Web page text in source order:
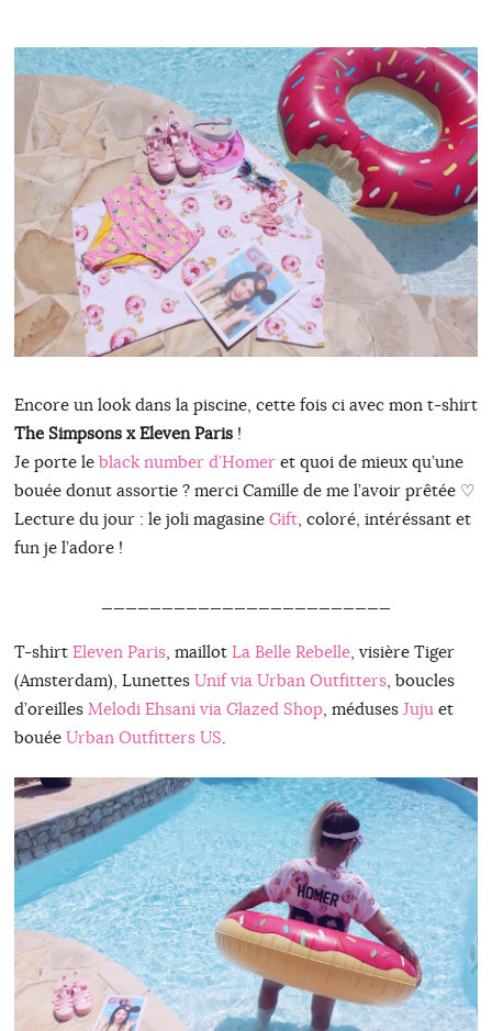
Encore un look dans la piscine, cette fois ci avec mon t-shirt
The Simpsons x Eleven Paris!
Je porte le black number d’Homeret quoi de mieux qu’une
bouée donut assortie ? merci Camille de me l’avoir prêtée ♡
Lecture du jour : le joli magasine Gift, coloré, intéréssant et
fun je l’adore !
T-shirt Eleven Paris, maillot La Belle Rebelle, visière Tiger
(Amsterdam), Lunettes Unif via Urban Outfitters, boucles
d’oreilles Melodi Ehsani via Glazed Shop, méduses Jujuet
bouée Urban Outfitters US.